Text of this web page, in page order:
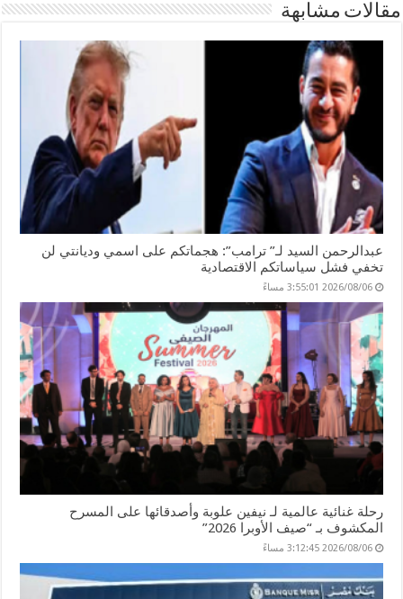
k
مقالات مشابهة
عبدالرحمن السيد لـ” ترامب”: هجماتكم على اسمي وديانتي لن
تخفي فشل سياساتكم الاقتصادية
2026/08/06 3:55:01 مساءً
رحلة غنائية عالمية لـ نيفين علوبة وأصدقائها على المسرح
المكشوف بـ “صيف الأوبرا 2026”
2026/08/06 3:12:45 مساءً